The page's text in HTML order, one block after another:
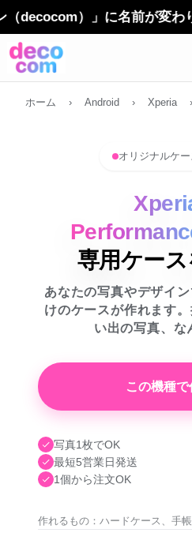
）」に名前が変わりまし
ホーム › Android › Xperia ›
オリジナルケ
専用ケース
あなたの写真やデザイ
けのケースが作れます
い出の写真、な
この機種で
写真1枚でOK
最短5営業日発送
1個から注文OK
作れるもの：ハードケース、手